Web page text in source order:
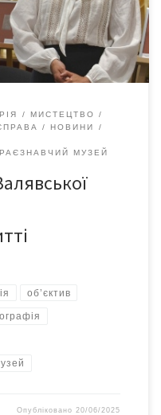
бум на фото у
МИСТЕЦТВО
НОВИНИ
МУЗЕЙ
об’єктив
Опубліковано 20/06/2025